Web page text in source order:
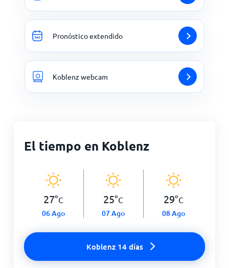
Pronóstico extendido
Koblenz webcam
El tiempo en Koblenz
27°C
06 Ago
25°C
07 Ago
29°C
08 Ago
Koblenz 14 días